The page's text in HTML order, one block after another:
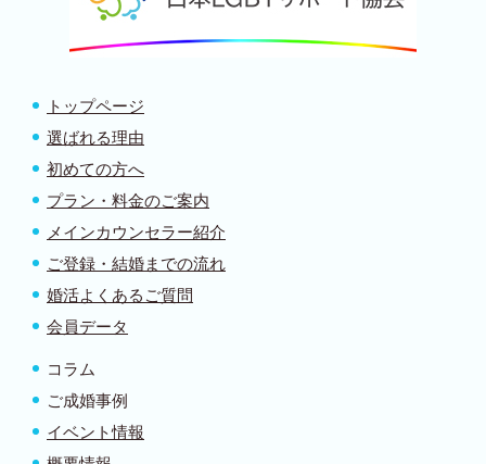
トップページ
選ばれる理由
初めての方へ
プラン・料金のご案内
メインカウンセラー紹介
ご登録・結婚までの流れ
婚活よくあるご質問
会員データ
コラム
ご成婚事例
イベント情報